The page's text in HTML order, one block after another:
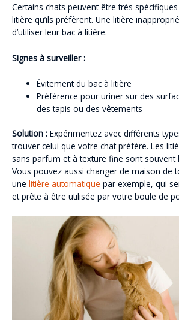
Certains chats peuvent être très
litière qu’ils préfèrent. Une litière
d’utiliser leur bac à litière.
Signes à surveiller :
Évitement du bac à litière
Préférence pour uriner sur des
des tapis ou des vêtements
Solution : Expérimentez avec différents
trouver celui que votre chat préfère. Les
sans parfum et à texture fine sont souvent
Vous pouvez aussi changer de maison de
une litière automatique par exemple, qui
et prête à être utilisée par votre boule de